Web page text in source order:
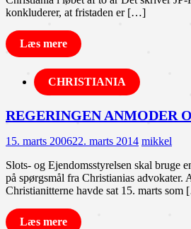
konkluderer, at fristaden er […]
Læs mere
CHRISTIANIA
REGERINGEN ANMODER
15. marts 200622. marts 2014 mikkel
Slots- og Ejendomsstyrelsen skal bruge
på spørgsmål fra Christianias
Christianitterne havde sat 15. marts
Læs mere